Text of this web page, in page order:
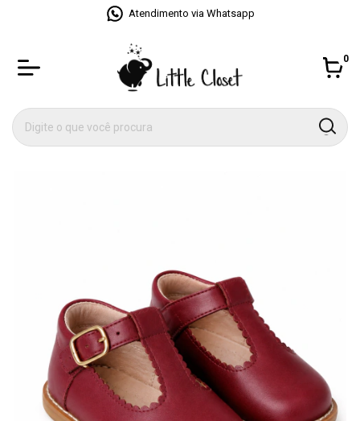
Atendimento via Whatsapp
0